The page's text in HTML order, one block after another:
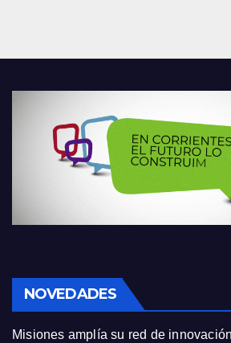
NOVEDADES
Misiones amplía su red de